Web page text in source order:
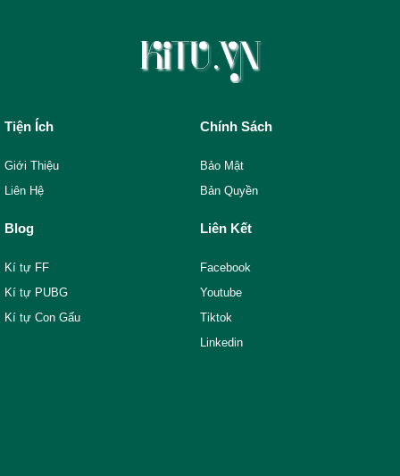
Tiện Ích
Giới Thiệu
Liên Hệ
Chính Sách
Bảo Mật
Bản Quyền
Blog
Kí tự FF
Kí tự PUBG
Kí tự Con Gấu
Liên Kết
Facebook
Youtube
Tiktok
Linkedin